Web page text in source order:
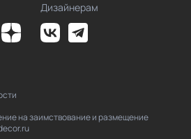
Дизайнерам
на заимствование и размещение